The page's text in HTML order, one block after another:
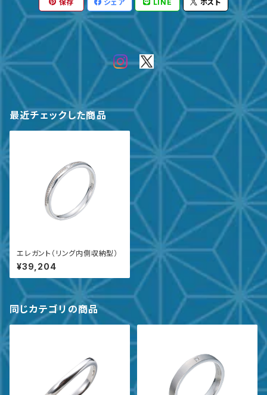
保存 シェア LINE ポスト
最近チェックした商品
エレガント（リング内側収納型）
¥39,204
同じカテゴリの商品